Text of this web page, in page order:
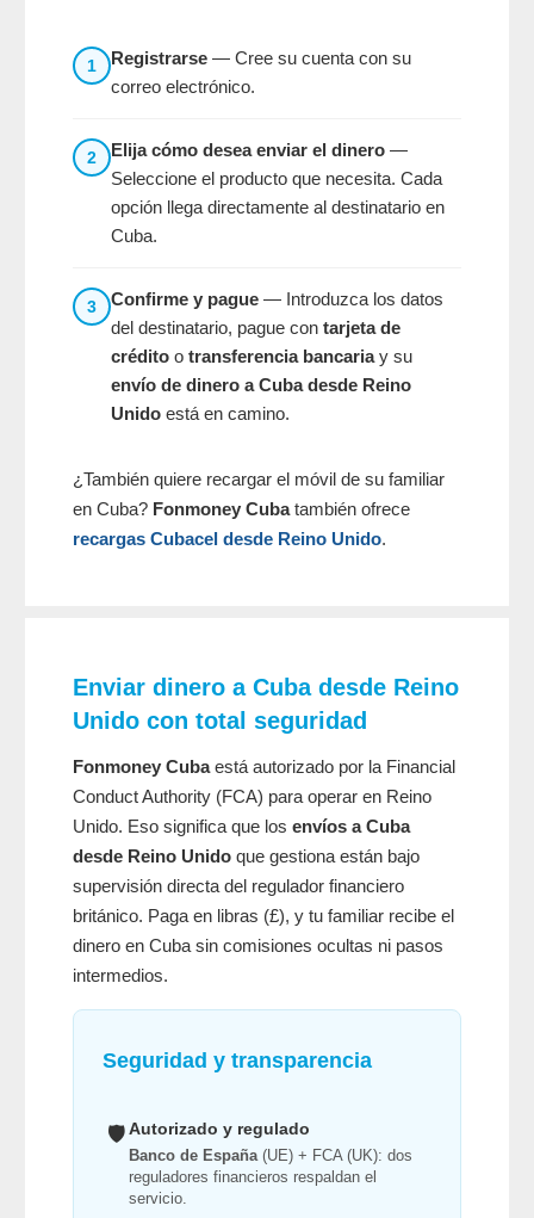
1 Registrarse — Cree su cuenta con su
correo electrónico.
2 Elija cómo desea enviar el dinero —
Seleccione el producto que necesita. Cada
opción llega directamente al destinatario en
Cuba.
3 Confirme y pague — Introduzca los datos
del destinatario, pague con tarjeta de
crédito o transferencia bancariay su
envío de dinero a Cuba desde Reino
Unido está en camino.
¿También quiere recargar el móvil de su familiar
en Cuba? Fonmoney Cubatambién ofrece
recargas Cubacel desde Reino Unido.
Enviar dinero a Cuba desde Reino
Unido con total seguridad
Fonmoney Cubaestá autorizado por la Financial
Conduct Authority (FCA) para operar en Reino
Unido. Eso significa que los envíos a Cuba
desde Reino Unido que gestiona están bajo
supervisión directa del regulador financiero
británico. Paga en libras (£), y tu familiar recibe el
dinero en Cuba sin comisiones ocultas ni pasos
intermedios.
Seguridad y transparencia
🛡️ Autorizado y regulado
Banco de España(UE) + FCA (UK): dos
reguladores financieros respaldan el
servicio.